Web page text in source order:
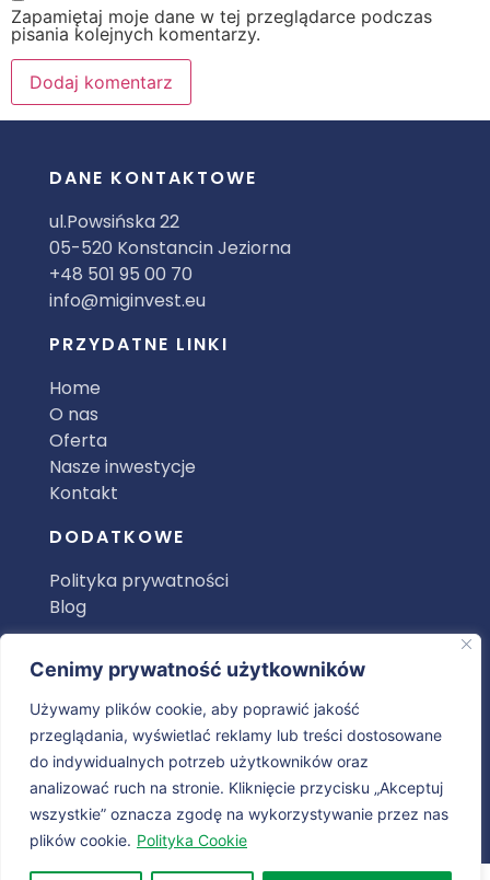
Cenimy prywatność użytkowników
Używamy plików cookie, aby poprawić jakość
przeglądania, wyświetlać reklamy lub treści dostosowane
do indywidualnych potrzeb użytkowników oraz
analizować ruch na stronie. Kliknięcie przycisku „Akceptuj
wszystkie” oznacza zgodę na wykorzystywanie przez nas
plików cookie. Polityka Cookie
Zapamiętaj moje dane w tej przeglądarce podczas
pisania kolejnych komentarzy.
DANE KONTAKTOWE
ul.Powsińska 22
05-520 Konstancin Jeziorna
+48 501 95 00 70
info@miginvest.eu
PRZYDATNE LINKI
Home
O nas
Oferta
Nasze inwestycje
Kontakt
DODATKOWE
Polityka prywatności
Blog
Ekologiczny Dom Szeregowy?
Proces Tworzenia Domu Marzeń: Od
Koncepcji do Realizacji